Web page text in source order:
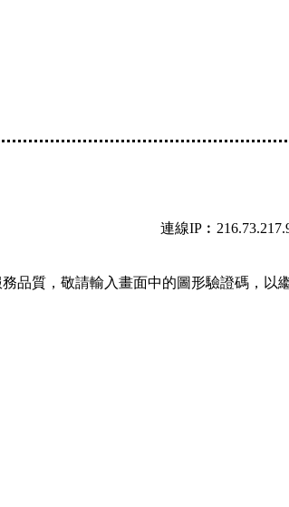
連線
品質，敬請輸入畫面中的圖形驗證碼，以